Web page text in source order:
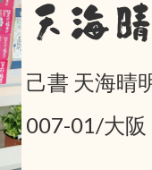
天海
己書 天海晴
007-01/大阪